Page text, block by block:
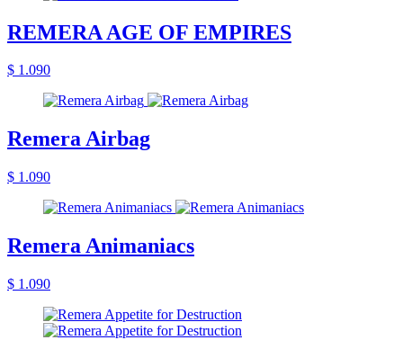
REMERA AGE OF EMPIRES
$ 1.090
Remera Airbag
$ 1.090
Remera Animaniacs
$ 1.090